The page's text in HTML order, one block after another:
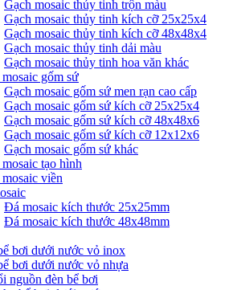
Gạch mosaic thủy tinh trộn màu
Gạch mosaic thủy tinh kích cỡ 25x25x4
Gạch mosaic thủy tinh kích cỡ 48x48x4
Gạch mosaic thủy tinh dải màu
Gạch mosaic thủy tinh hoa văn khác
gốm sứ
Gạch mosaic gốm sứ men rạn cao cấp
Gạch mosaic gốm sứ kích cỡ 25x25x4
Gạch mosaic gốm sứ kích cỡ 48x48x6
Gạch mosaic gốm sứ kích cỡ 12x12x6
Gạch mosaic gốm sứ khác
tạo hình
viền
Đá mosaic kích thước 25x25mm
Đá mosaic kích thước 48x48mm
bơi dưới nước vỏ inox
bơi dưới nước vỏ nhựa
nguồn đèn bể bơi